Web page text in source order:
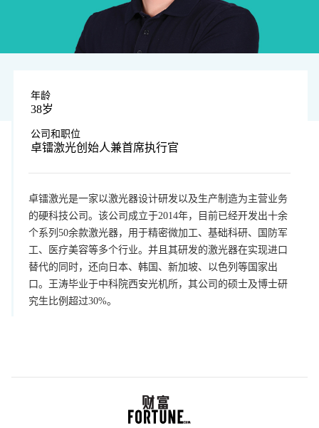
年龄
38岁
公司和职位
卓镭激光创始人兼首席执行官
卓镭激光是一家以激光器设计研发以及生产制造为主营业务
的硬科技公司。该公司成立于2014年，目前已经开发出十余
个系列50余款激光器，用于精密微加工、基础科研、国防军
工、医疗美容等多个行业。并且其研发的激光器在实现进口
替代的同时，还向日本、韩国、新加坡、以色列等国家出
口。王涛毕业于中科院西安光机所，其公司的硕士及博士研
究生比例超过30%。